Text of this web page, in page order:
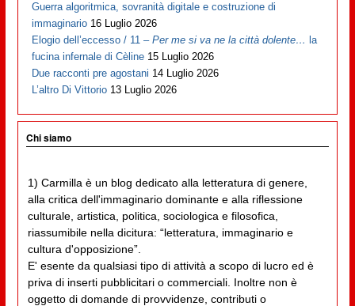
Guerra algoritmica, sovranità digitale e costruzione di
immaginario 16 Luglio 2026
Elogio dell’eccesso / 11 –Per me si va ne la città dolente… la
fucina infernale di Cèline 15 Luglio 2026
Due racconti pre agostani 14 Luglio 2026
L’altro Di Vittorio 13 Luglio 2026
Chi siamo
1) Carmilla è un blog dedicato alla letteratura di genere,
alla critica dell'immaginario dominante e alla riflessione
culturale, artistica, politica, sociologica e filosofica,
riassumibile nella dicitura: “letteratura, immaginario e
cultura d'opposizione”.
E' esente da qualsiasi tipo di attività a scopo di lucro ed è
priva di inserti pubblicitari o commerciali. Inoltre non è
oggetto di domande di provvidenze, contributi o